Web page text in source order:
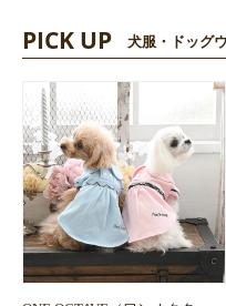
PICK UP 犬服・ドッグ